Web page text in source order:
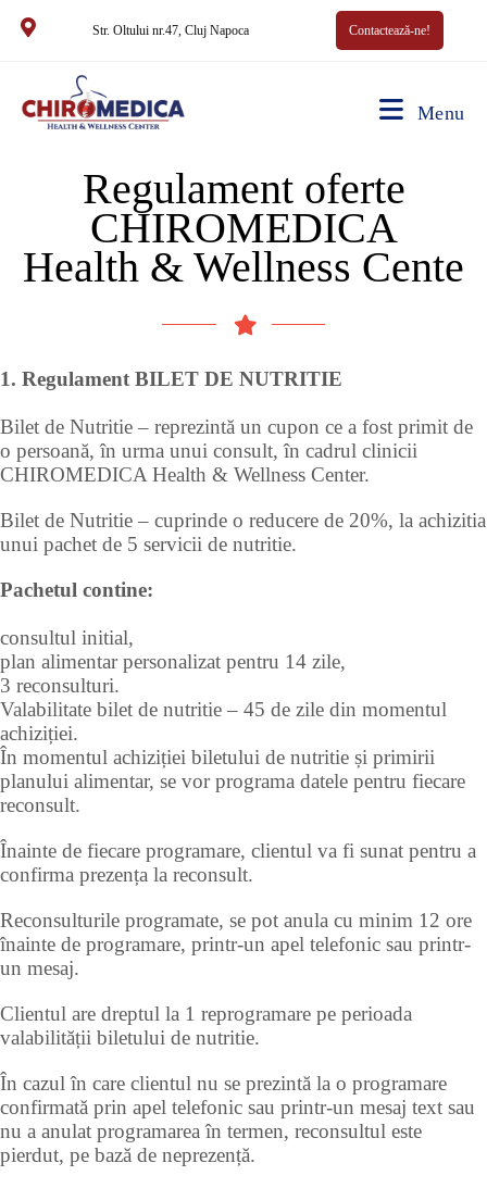
Str. Oltului nr.47, Cluj Napoca Contactează-ne!
Menu
Regulament oferte
CHIROMEDICA
Health & Wellness Cente
1. Regulament BILET DE NUTRITIE
Bilet de Nutritie – reprezintă un cupon ce a fost primit de
o persoană, în urma unui consult, în cadrul clinicii
CHIROMEDICA Health & Wellness Center.
Bilet de Nutritie – cuprinde o reducere de 20%, la achizitia
unui pachet de 5 servicii de nutritie.
Pachetul contine:
consultul initial,
plan alimentar personalizat pentru 14 zile,
3 reconsulturi.
Valabilitate bilet de nutritie – 45 de zile din momentul
achiziției.
În momentul achiziției biletului de nutritie și primirii
planului alimentar, se vor programa datele pentru fiecare
reconsult.
Înainte de fiecare programare, clientul va fi sunat pentru a
confirma prezența la reconsult.
Reconsulturile programate, se pot anula cu minim 12 ore
înainte de programare, printr-un apel telefonic sau printr-
un mesaj.
Clientul are dreptul la 1 reprogramare pe perioada
valabilității biletului de nutritie.
În cazul în care clientul nu se prezintă la o programare
confirmată prin apel telefonic sau printr-un mesaj text sau
nu a anulat programarea în termen, reconsultul este
pierdut, pe bază de neprezență.